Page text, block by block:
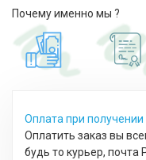
Почему именно мы ?
Оплата при получении
Оплатить заказ вы
будь то курьер, почта